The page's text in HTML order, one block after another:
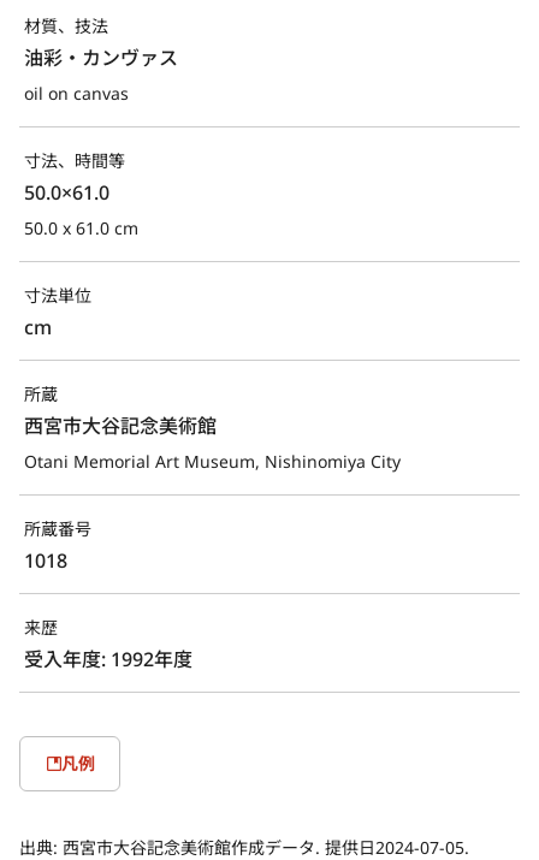
材質、技法
油彩・カンヴァス
oil on canvas
寸法、時間等
50.0×61.0
50.0 x 61.0 cm
寸法単位
cm
所蔵
西宮市大谷記念美術館
Otani Memorial Art Museum, Nishinomiya City
所蔵番号
1018
来歴
受入年度: 1992年度
凡例
出典: 西宮市大谷記念美術館作成データ. 提供日2024-07-05.